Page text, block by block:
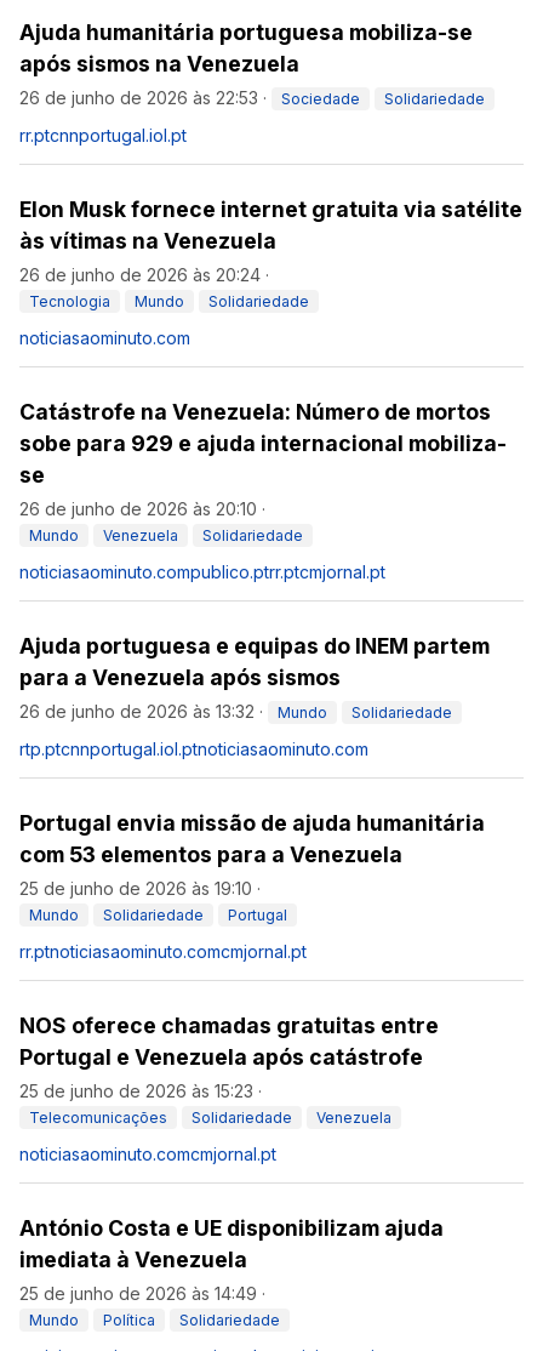
Ajuda humanitária portuguesa mobiliza-se
após sismos na Venezuela
26 de junho de 2026 às 22:53 · Sociedade Solidariedade
rr.ptcnnportugal.iol.pt
Elon Musk fornece internet gratuita via satélite
às vítimas na Venezuela
26 de junho de 2026 às 20:24 ·
Tecnologia Mundo Solidariedade
noticiasaominuto.com
Catástrofe na Venezuela: Número de mortos
sobe para 929 e ajuda internacional mobiliza-
se
26 de junho de 2026 às 20:10 ·
Mundo Venezuela Solidariedade
noticiasaominuto.compublico.ptrr.ptcmjornal.pt
Ajuda portuguesa e equipas do INEM partem
para a Venezuela após sismos
26 de junho de 2026 às 13:32 · Mundo Solidariedade
rtp.ptcnnportugal.iol.ptnoticiasaominuto.com
Portugal envia missão de ajuda humanitária
com 53 elementos para a Venezuela
25 de junho de 2026 às 19:10 ·
Mundo Solidariedade Portugal
rr.ptnoticiasaominuto.comcmjornal.pt
NOS oferece chamadas gratuitas entre
Portugal e Venezuela após catástrofe
25 de junho de 2026 às 15:23 ·
Telecomunicações Solidariedade Venezuela
noticiasaominuto.comcmjornal.pt
António Costa e UE disponibilizam ajuda
imediata à Venezuela
25 de junho de 2026 às 14:49 ·
Mundo Política Solidariedade